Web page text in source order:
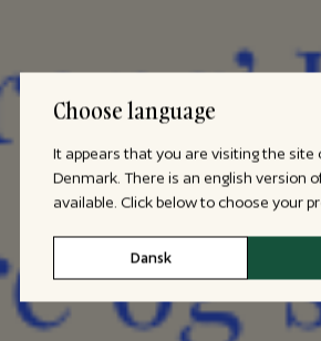
Choose language
It appears that you are visiting the site
Denmark. There is an english version
available. Click below to choose your
Dansk